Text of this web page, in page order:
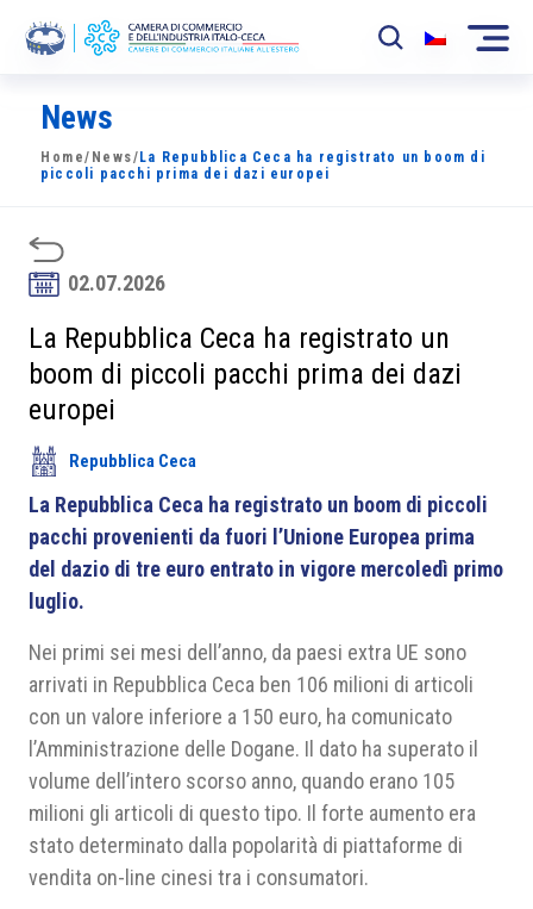
La Camera
News
Sviluppo Mercato
Soci
Partner
Area riservata
News
Home/ News/ La Repubblica Ceca ha registrato un boom di
piccoli pacchi prima dei dazi europei
02.07.2026
La Repubblica Ceca ha registrato un
boom di piccoli pacchi prima dei dazi
europei
Repubblica Ceca
La Repubblica Ceca ha registrato un boom di piccoli
pacchi provenienti da fuori l’Unione Europea prima
del dazio di tre euro entrato in vigore mercoledì primo
luglio.
Nei primi sei mesi dell’anno, da paesi extra UE sono
arrivati in Repubblica Ceca ben 106 milioni di articoli
con un valore inferiore a 150 euro, ha comunicato
l’Amministrazione delle Dogane. Il dato ha superato il
volume dell’intero scorso anno, quando erano 105
milioni gli articoli di questo tipo. Il forte aumento era
stato determinato dalla popolarità di piattaforme di
vendita on-line cinesi tra i consumatori.